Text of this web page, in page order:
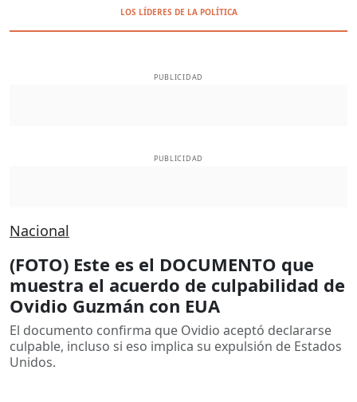
LOS LÍDERES DE LA POLÍTICA
PUBLICIDAD
PUBLICIDAD
Nacional
(FOTO) Este es el DOCUMENTO que
muestra el acuerdo de culpabilidad de
Ovidio Guzmán con EUA
El documento confirma que Ovidio aceptó declararse
culpable, incluso si eso implica su expulsión de Estados
Unidos.